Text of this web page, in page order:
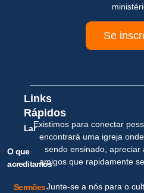
Se
Links
Rápidos
Lar
O que
acreditamos
Sermões
Existimos para conectar
encontrará uma igreja
sendo ensinado, apreciar
amigos que rapidamente
Junte-se a nós para o